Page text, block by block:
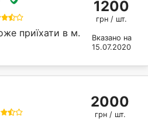
приїхати в м.
1200
грн / шт.
Вказано на
15.07.2020
2000
грн / шт.